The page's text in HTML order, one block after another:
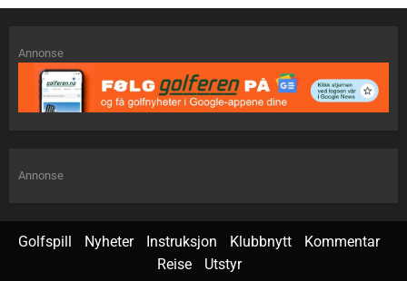
Annonse
Annonse
Golfspill Nyheter Instruksjon Klubbnytt
Kommentar
Reise
Utstyr